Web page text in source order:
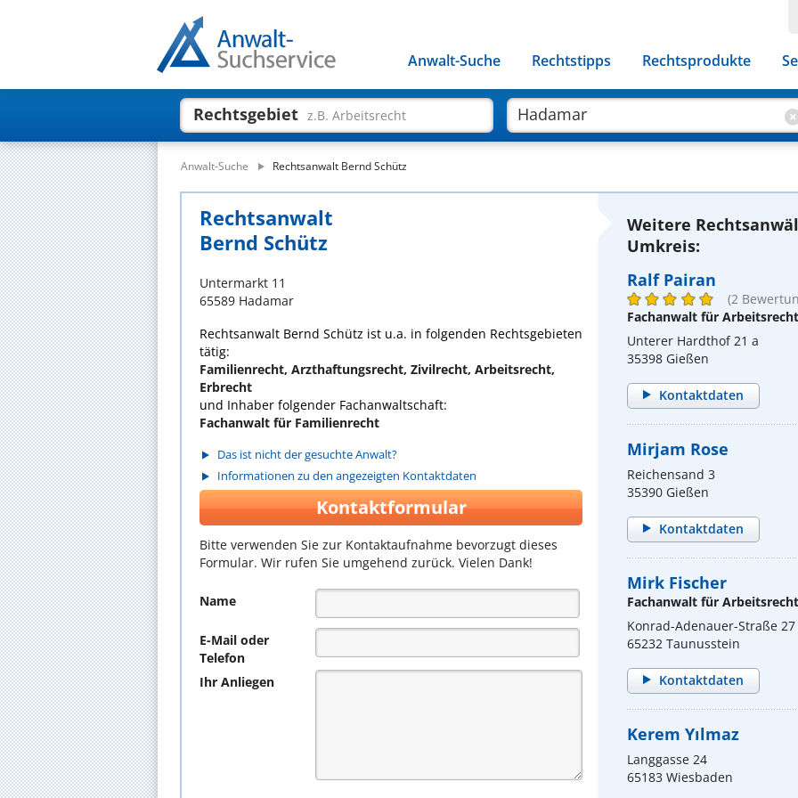
Anwalt-Suche Rechtstipps Rechtsprodukte
Rechtsgebiet z.B. Arbeitsrecht
Anwalt-Suche Rechtsanwalt Bernd Schütz
Rechtsanwalt
Bernd Schütz
Untermarkt 11
65589 Hadamar
Rechtsanwalt Bernd Schütz ist u.a. in folgenden Rechtsgebieten
tätig:
Familienrecht, Arzthaftungsrecht, Zivilrecht, Arbeitsrecht,
Erbrecht
und Inhaber folgender Fachanwaltschaft:
Fachanwalt für Familienrecht
Das ist nicht der gesuchte Anwalt?
Informationen zu den angezeigten Kontaktdaten
Kontaktformular
Bitte verwenden Sie zur Kontaktaufnahme bevorzugt dieses
Formular. Wir rufen Sie umgehend zurück. Vielen Dank!
Name
E-Mail oder
Telefon
Ihr Anliegen
Weitere
Umkreis:
Ralf Pairan
(2
Fachanwalt für Arbeitsrecht
Unterer Hardthof 21 a
35398 Gießen
Kontaktdaten
Mirjam Rose
Reichensand 3
35390 Gießen
Kontaktdaten
Mirk Fischer
Fachanwalt für Arbeitsrecht
Konrad-Adenauer-Straße 27
65232 Taunusstein
Kontaktdaten
Kerem Yılmaz
Langgasse 24
65183 Wiesbaden